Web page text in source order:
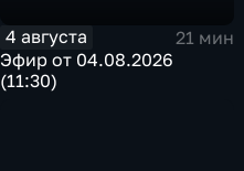
4 августа
21 мин
Эфир от 04.08.2026
(11:30)